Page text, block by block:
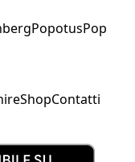
PopotusPop
ShopContatti